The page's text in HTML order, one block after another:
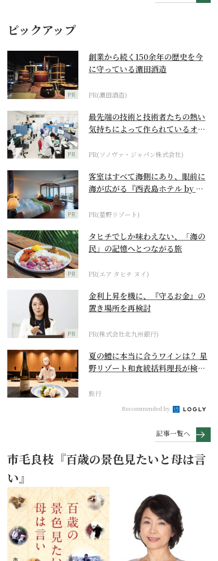
ピックアップ
PR
創業から続く150余年の歴史を今
に守っている濵田酒造
PR(濵田酒造)
PR
最先端の技術と技術者たちの熱い
気持ちによって作られているオー
PR(ソノヴァ・ジャパン株式会社)
PR
客室はすべて海側にあり、眼前に
海が広がる『西表島ホテル by 星
PR(星野リゾート)
PR
タヒチでしか味わえない、「海の
民」の記憶へとつながる旅
PR(エア タヒチ ヌイ)
PR
金利上昇を機に、『守るお金』の
置き場所を再検討
PR(株式会社北九州銀行)
夏の鱧に本当に合うワインは？ 星
野リゾート和食統括料理長が検証
旅行
Recommended by
記事一覧へ
市毛良枝『百歳の景色見たいと母は言
い』